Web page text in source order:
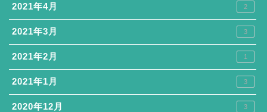
2021年4月 2
2021年3月 3
2021年2月 1
2021年1月 3
2020年12月 3